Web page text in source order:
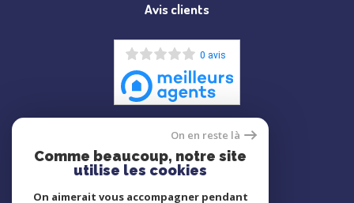
Avis clients
0 avis
ADHÉRENTS
On en reste là
Comme beaucoup, notre site
utilise les cookies
On aimerait vous accompagner pendant